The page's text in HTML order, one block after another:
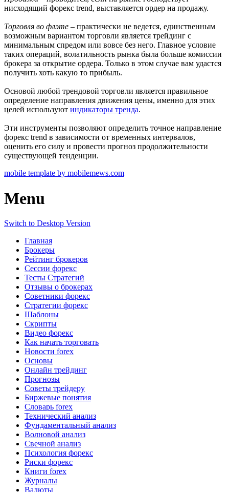
нисходящий форекс trend, выставляется ордер на продажу.
Торговля во флэте – практически не ведется, единственным
возможным вариантом торговли является трейдинг с
минимальным спредом или вовсе без него. Главное условие
таких операций, волатильность рынка была больше комиссии
брокера за открытие ордера. Только в этом случае вам удастся
получить хоть какую то прибыль.
Основой любой трендовой торговли является правильное
определение направления движения цены, именно для этих
целей используют индикаторы тренда.
Эти инструменты позволяют определить точное направление
форекс trend в зависимости от временных интервалов,
оценить его силу и провести прогноз продолжительности
существующей тенденции.
mobile template by mobilemews.com
Menu
Switch to Desktop Version
Главная
Брокеры
Рейтинг брокеров
Сессии форекс
Тесты Стратегий
Отзывы о брокерах
Советники форекс
Стратегии форекс
Шаблоны
Скрипты
Видео форекс
Как начать торговать
Новости forex
Основы
Онлайн трейдинг
Прогнозы
Советы трейдеру
Биржевые понятия
Словарь forex
Технический анализ
Фундаментальный анализ
Волновой анализ
Свечной анализ
Психология форекс
Риски форекс
Книги forex
Журналы
Валюты